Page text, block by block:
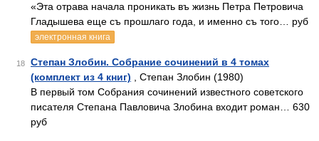
«Эта отрава начала проникать въ жизнь Петра Петровича
Гладышева еще съ прошлаго года, и именно съ того… руб
электронная книга
18
Степан Злобин. Собрание сочинений в 4 томах
(комплект из 4 книг) , Степан Злобин (1980)
В первый том Собрания сочинений известного советского
писателя Степана Павловича Злобина входит роман… 630
руб